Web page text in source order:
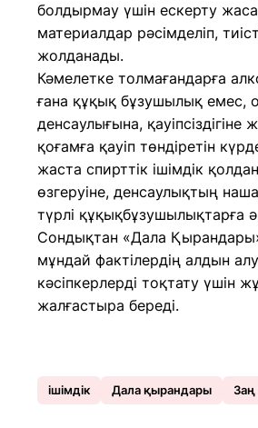
болдырмау үшін ескерту
материалдар рәсімделіп,
жолданады.
Кәмелетке толмағандарға
ғана құқық бұзушылық емес,
денсаулығына,
қоғамға қауіп төндіретін
жаста спирттік ішімдік
өзгеруіне, денсаулықтың
түрлі құқықбұзушылықтарға
Сондықтан «Дала
мұндай фактілердің алдын
кәсіпкерлерді тоқтату үшін
жалғастыра береді.
ішімдік Дала қырандары Заң